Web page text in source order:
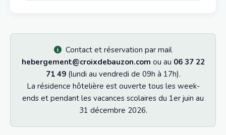
Contact et réservation par mail
hebergement@croixdebauzon.com ou au 06 37 22
71 49(lundi au vendredi de 09h à 17h).
La résidence hôtelière est ouverte tous les week-
ends et pendant les vacances scolaires du 1er juin au
31 décembre 2026.